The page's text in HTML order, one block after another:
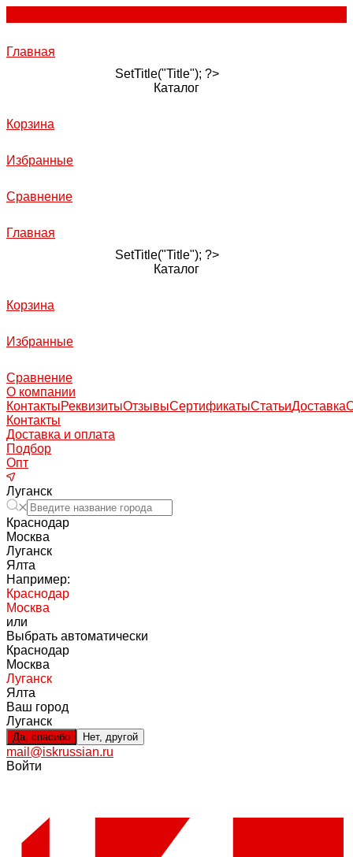
Главная
SetTitle("Title"); ?>
Каталог
Корзина
Избранные
Сравнение
Главная
SetTitle("Title"); ?>
Каталог
Корзина
Избранные
Сравнение
О компании
КонтактыРеквизитыОтзывыСертификатыСтатьиДоставка
Контакты
Доставка и оплата
Подбор
Опт
Луганск
Краснодар
Москва
Луганск
Ялта
Например:
Краснодар
Москва
или
Выбрать автоматически
Краснодар
Москва
Луганск
Ялта
Ваш город
Луганск
Да, спасибо Нет, другой
mail@iskrussian.ru
Войти